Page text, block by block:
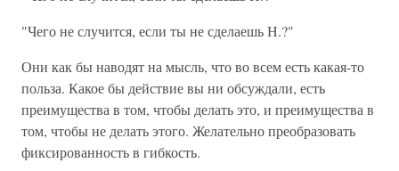
"Чего не случится, если ты не сделаешь Н.?"
Они как бы наводят на мысль, что во всем есть какая-то
польза. Какое бы действие вы ни обсуждали, есть
преимущества в том, чтобы делать это, и преимущества в
том, чтобы не делать этого. Желательно преобразовать
фиксированность в гибкость.